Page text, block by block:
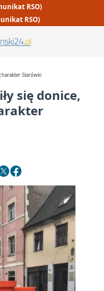
RSO)
RSO)
Starówki
się donice,